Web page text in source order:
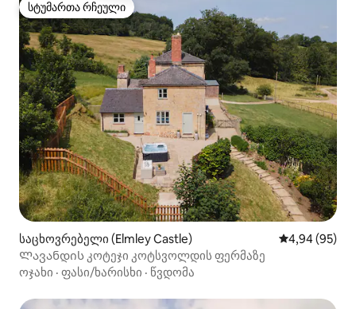
სტუმართა რჩეული
სტუმართა რჩეული
საცხოვრებელი (Elmley Castle) საშუალო
4,94 (95)
Ლავანდის კოტეჯი კოტსვოლდის ფერმაზე
ოჯახი · ფასი/ხარისხი · წვდომა